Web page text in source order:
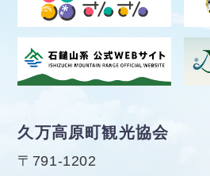
久万高原町観光協会
〒791-1202